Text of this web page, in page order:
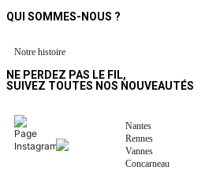
QUI SOMMES-NOUS ?
Notre histoire
NE PERDEZ PAS LE FIL,
SUIVEZ TOUTES NOS NOUVEAUTÉS
Nantes
Rennes
Vannes
Concarneau